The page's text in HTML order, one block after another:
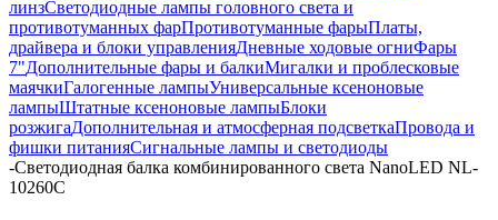
линзСветодиодные лампы головного света и
противотуманных фарПротивотуманные фарыПлаты,
драйвера и блоки управленияДневные ходовые огниФары
7"Дополнительные фары и балкиМигалки и проблесковые
маячкиГалогенные лампыУниверсальные ксеноновые
лампыШтатные ксеноновые лампыБлоки
розжигаДополнительная и атмосферная подсветкаПровода и
фишки питанияCигнальные лампы и светодиоды
-Светодиодная балка комбинированного света NanoLED NL-
10260C